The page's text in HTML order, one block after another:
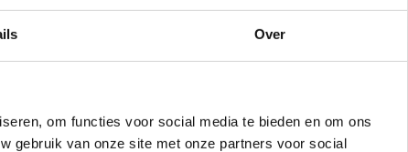
Over
om functies voor social media te bieden en om ons
gebruik van onze site met onze partners voor social